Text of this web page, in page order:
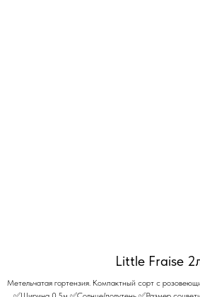
Little Fraise
Метельчатая гортензия. Компактный сорт с